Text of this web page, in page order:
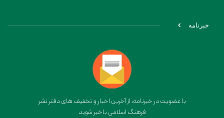
خبرنامه
با عضویت در خبرنامه، از آخرین اخبار و تخفیف های دفتر نشر
فرهنگ اسلامی باخبر شوید